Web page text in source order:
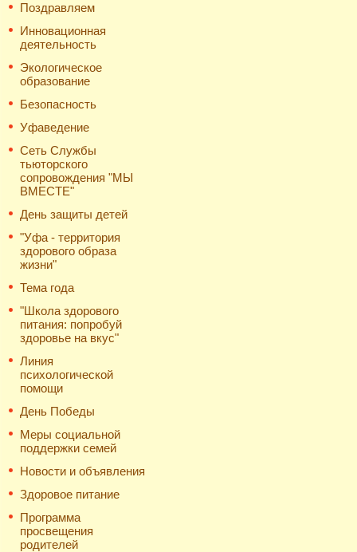
Поздравляем
Инновационная
деятельность
Экологическое
образование
Безопасность
Уфаведение
Сеть Службы
тьюторского
сопровождения "МЫ
ВМЕСТЕ"
День защиты детей
"Уфа - территория
здорового образа
жизни"
Тема года
"Школа здорового
питания: попробуй
здоровье на вкус"
Линия
психологической
помощи
День Победы
Меры социальной
поддержки семей
Новости и объявления
Здоровое питание
Программа
просвещения
родителей